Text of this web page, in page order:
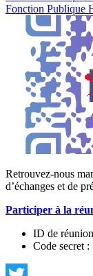
Fonction Publique
Retrouvez-nous
d’échanges et de
Participer à la
ID de
Code secret